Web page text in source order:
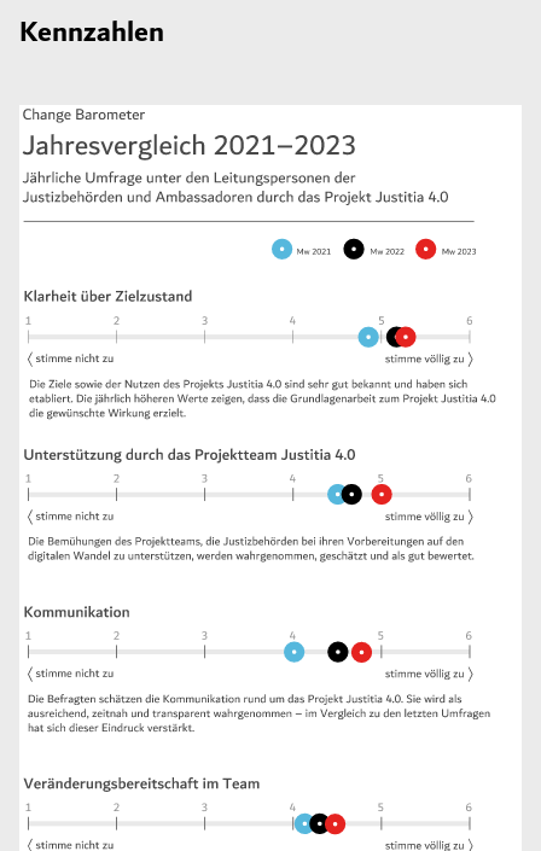
Kennzahlen